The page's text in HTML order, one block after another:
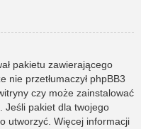
pakietu zawierającego
nie przetłumaczył phpBB3
czy może zainstalować
Jeśli pakiet dla twojego
utworzyć. Więcej informacji